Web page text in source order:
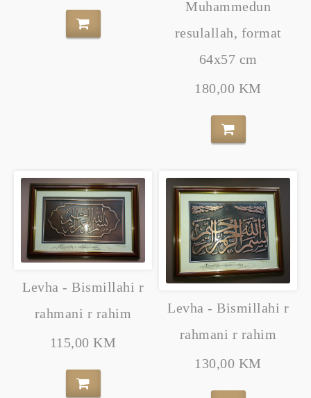
Muhammedun
resulallah, format
64x57 cm
180,00 KM
Levha - Bismillahi r
rahmani r rahim
115,00 KM
Levha - Bismillahi r
rahmani r rahim
130,00 KM